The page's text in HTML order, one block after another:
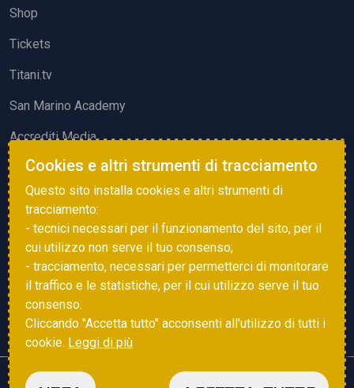
Shop
Tickets
Titani.tv
San Marino Academy
Accrediti Media
ATTIVITÀ ED EVENTI
Squadre di Calcio
Associazione Sammarinese Arbitri
Vota gol e parata
Copyright © 2025 FSGC. Tutti i diritti riservati
Cookies e altri strumenti di tracciamento
Questo sito installa cookies e altri strumenti di
tracciamento:
- tecnici necessari per il funzionamento del sito, per il
cui utilizzo non serve il tuo consenso;
- tracciamento, necessari per permetterci di monitorare
il traffico e le statistiche, per il cui utilizzo serve il tuo
consenso.
Cliccando "Accetta tutto" acconsenti all'utilizzo di tutti i
cookie. Leggi di più